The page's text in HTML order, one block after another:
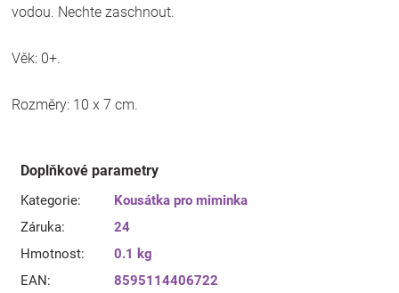
vodou. Nechte zaschnout.
Věk: 0+.
Rozměry: 10 x 7 cm.
Doplňkové parametry
Kategorie:
Kousátka pro miminka
Záruka:
24
Hmotnost:
0.1 kg
EAN:
8595114406722